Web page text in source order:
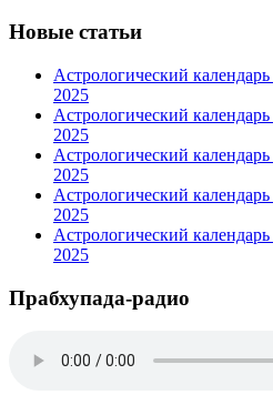
Новые статьи
Астрологический
2025
Астрологический
2025
Астрологический
2025
Астрологический
2025
Астрологический
2025
Прабхупада-радио